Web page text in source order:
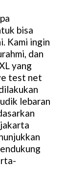
bisa
Kami ingin
dan
yang
test net
lebaran